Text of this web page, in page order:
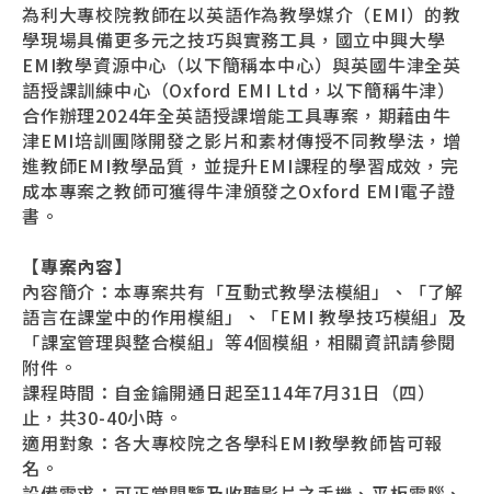
為利大專校院教師在以英語作為教學媒介（EMI）的教
學現場具備更多元之技巧與實務工具，國立中興大學
EMI教學資源中心（以下簡稱本中心）與英國牛津全英
語授課訓練中心（Oxford EMI Ltd，以下簡稱牛津）
合作辦理2024年全英語授課增能工具專案，期藉由牛
津EMI培訓團隊開發之影片和素材傳授不同教學法，增
進教師EMI教學品質，並提升EMI課程的學習成效，完
成本專案之教師可獲得牛津頒發之Oxford EMI電子證
書。
【專案內容】
內容簡介 ：本專案共有「互動式教學法模組」、「了解
語言在課堂中的作用模組」、「EMI 教學技巧模組」及
「課室管理與整合模組」等4個模組，相關資訊請參閱
附件。
課程時間 ：自金鑰開通日起至114年7月31日（四）
止，共30-40小時。
適用對象 ：各大專校院之各學科EMI教學教師皆可報
名。